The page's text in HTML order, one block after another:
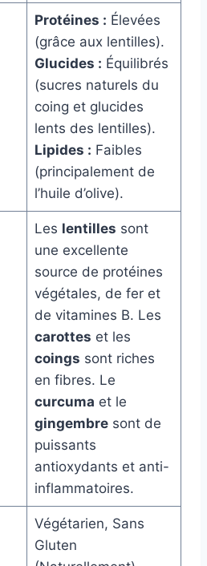
Protéines : Élevées
(grâce aux lentilles).
Glucides : Équilibrés
(sucres naturels du
coing et glucides
lents des lentilles).
Lipides : Faibles
(principalement de
l’huile d’olive).
Les lentilles sont
une excellente
source de protéines
végétales, de fer et
de vitamines B. Les
carottes et les
coings sont riches
en fibres. Le
curcuma et le
gingembresont de
puissants
antioxydants et anti-
inflammatoires.
Végétarien, Sans
Gluten